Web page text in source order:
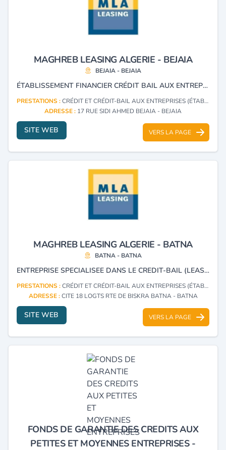
MAGHREB LEASING ALGERIE - BEJAIA
BEJAIA - BEJAIA
ÉTABLISSEMENT FINANCIER CRÉDIT BAIL AUX ENTREPRISES.
PRESTATIONS :CRÉDIT ET CRÉDIT-BAIL AUX ENTREPRISES (ÉTABLISSEMENTS)
ADRESSE : 17 RUE SIDI AHMED BEJAIA - BEJAIA
SITE WEB VERS LA PAGE
MAGHREB LEASING ALGERIE - BATNA
BATNA - BATNA
ENTREPRISE SPECIALISEE DANS LE CREDIT-BAIL (LEASING) ET LA LOCATION LONGUE DUREE (LLD).
PRESTATIONS :CRÉDIT ET CRÉDIT-BAIL AUX ENTREPRISES (ÉTABLISSEMENTS)
ADRESSE :CITE 18 LOGTS RTE DE BISKRA BATNA - BATNA
SITE WEB VERS LA PAGE
FONDS DE GARANTIE DES CREDITS AUX
PETITES ET MOYENNES ENTREPRISES -